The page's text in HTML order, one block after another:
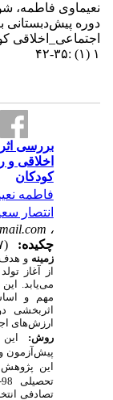
نعیماوی فاطمه،
دوره پیش‌دبستانی
بررسی
اخلاقی و
کودکان
فاطمه
انتصار
چکیده:
زمینهو هدف:
از آغاز
می‌یابد. این
مهم و
اثربخشی
ارزش‌های
روش:
این
پیش‌آزمون و
این پژوهش
تحصیلی 98-1397،